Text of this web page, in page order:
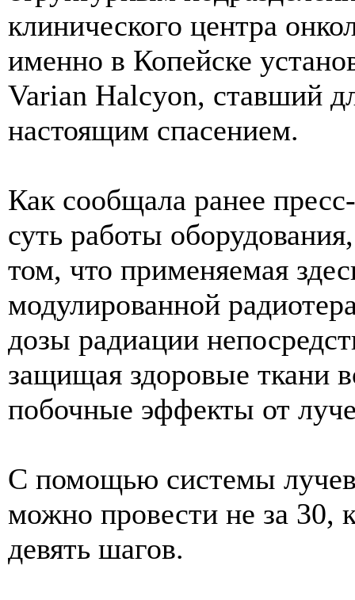
клинического центра
именно в Копейске
Varian Halcyon, ставший
настоящим спасением.
Как сообщала ранее
суть работы
том, что применяемая
модулированной
дозы радиации
защищая здоровые ткани
побочные эффекты от
С помощью системы
можно провести не за 30,
девять шагов.